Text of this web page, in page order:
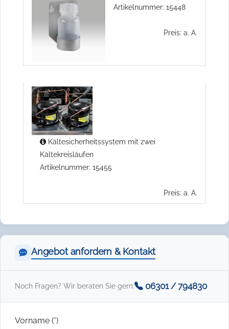
Artikelnummer: 15448
Preis: a. A.
Kältesicherheitssystem mit zwei
Kältekreisläufen
Artikelnummer: 15455
Preis: a. A.
Angebot anfordern & Kontakt
Noch Fragen? Wir beraten Sie gern: 06301 / 794830
Vorname (*)